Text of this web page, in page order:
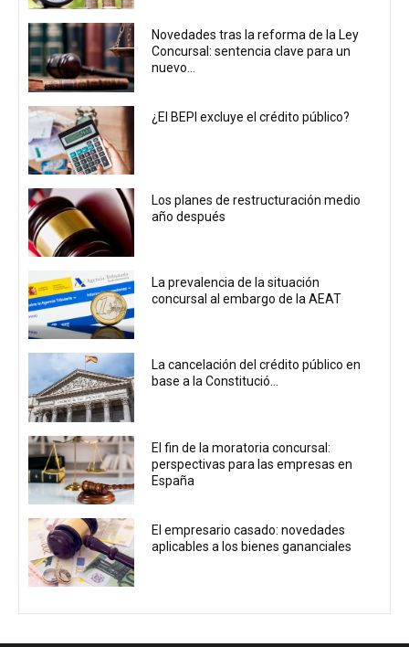
Novedades tras la reforma de la Ley
Concursal: sentencia clave para un
nuevo...
¿El BEPI excluye el crédito público?
Los planes de restructuración medio
año después
La prevalencia de la situación
concursal al embargo de la AEAT
La cancelación del crédito público en
base a la Constitució...
El fin de la moratoria concursal:
perspectivas para las empresas en
España
El empresario casado: novedades
aplicables a los bienes gananciales